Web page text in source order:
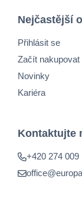
Nejčastější
Přihlásit se
Začít nakupovat
Novinky
Kariéra
Kontaktujte
+420 274 009